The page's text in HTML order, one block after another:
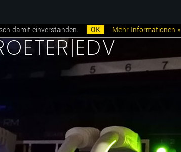
damit einverstanden. OK Mehr Informationen »